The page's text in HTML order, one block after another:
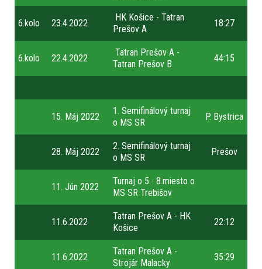
6.kolo 23.4.2022
HK Košice - Tatran
Prešov A
18:27
6.kolo 22.4.2022
Tatran Prešov A -
Tatran Prešov B
44:15
15. Máj 2022
1. Semifinálový turnaj
o MS SR
P. Bystrica
28. Máj 2022
2. Semifinálový turnaj
o MS SR
Prešov
11. Jún 2022
Turnaj o 5.- 8.miesto o
MS SR Trebišov
11.6.2022
Tatran Prešov A - HK
Košice
22:12
11.6.2022
Tatran Prešov A -
Strojár Malacky
35:29